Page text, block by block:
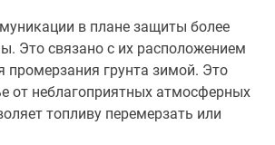
в плане защиты более
Это связано с их расположением
промерзания грунта зимой. Это
от неблагоприятных атмосферных
топливу перемерзать или